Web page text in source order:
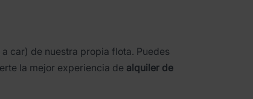
a car) de nuestra propia flota. Puedes
la mejor experiencia de alquiler de